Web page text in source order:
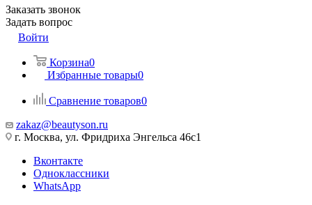
Заказать звонок
Задать вопрос
Войти
Корзина0
Избранные товары0
Сравнение товаров0
zakaz@beautyson.ru
г. Москва, ул. Фридриха Энгельса 46с1
Вконтакте
Одноклассники
WhatsApp